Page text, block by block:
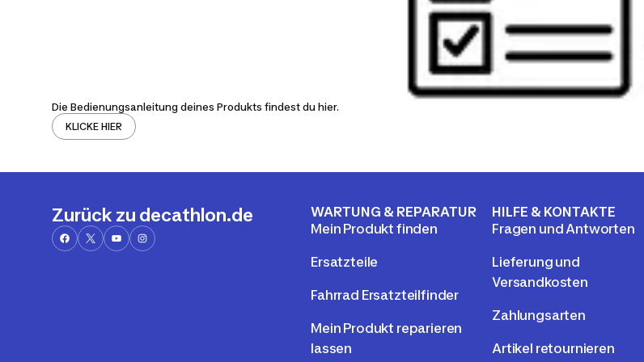
Die Bedienungsanleitung deines Produkts findest du hier.
KLICKE HIER
Zurück zu decathlon.de
WARTUNG & REPARATUR
Mein Produkt finden
Ersatzteile
Fahrrad Ersatzteilfinder
Mein Produkt reparieren
lassen
HILFE & KONTAKTE
Fragen und Antworten
Lieferung und
Versandkosten
Zahlungsarten
Artikel retournieren